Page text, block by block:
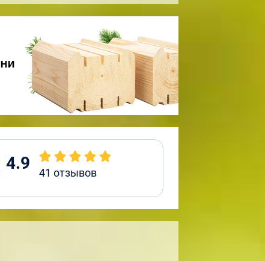
4.9 41 отзывов